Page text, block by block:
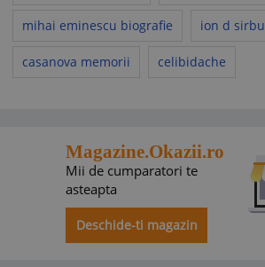
mihai eminescu biografie ion d sirbu
casanova memorii celibidache
Magazine.Okazii.ro
Mii de cumparatori te
asteapta
Deschide-ti magazin